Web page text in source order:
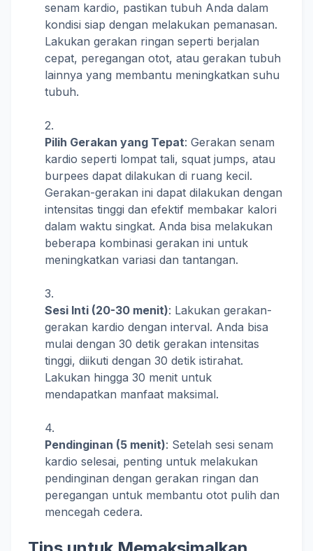
senam kardio, pastikan tubuh Anda dalam
kondisi siap dengan melakukan pemanasan.
Lakukan gerakan ringan seperti berjalan
cepat, peregangan otot, atau gerakan tubuh
lainnya yang membantu meningkatkan suhu
tubuh.
Pilih Gerakan yang Tepat: Gerakan senam
kardio seperti lompat tali, squat jumps, atau
burpees dapat dilakukan di ruang kecil.
Gerakan-gerakan ini dapat dilakukan dengan
intensitas tinggi dan efektif membakar kalori
dalam waktu singkat. Anda bisa melakukan
beberapa kombinasi gerakan ini untuk
meningkatkan variasi dan tantangan.
Sesi Inti (20-30 menit): Lakukan gerakan-
gerakan kardio dengan interval. Anda bisa
mulai dengan 30 detik gerakan intensitas
tinggi, diikuti dengan 30 detik istirahat.
Lakukan hingga 30 menit untuk
mendapatkan manfaat maksimal.
Pendinginan (5 menit): Setelah sesi senam
kardio selesai, penting untuk melakukan
pendinginan dengan gerakan ringan dan
peregangan untuk membantu otot pulih dan
mencegah cedera.